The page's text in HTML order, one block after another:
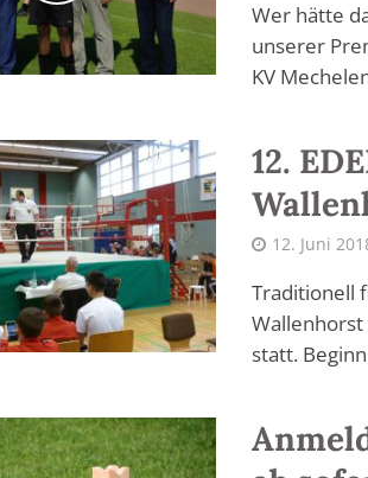
Wer hätte
unserer
KV
12.
12. Juni
Traditionell
statt.